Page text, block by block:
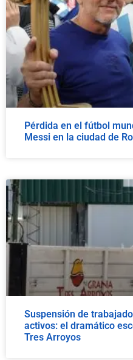
Pérdida en el fútbol
Messi en la ciudad de
Suspensión de
activos: el dramático
Tres Arroyos